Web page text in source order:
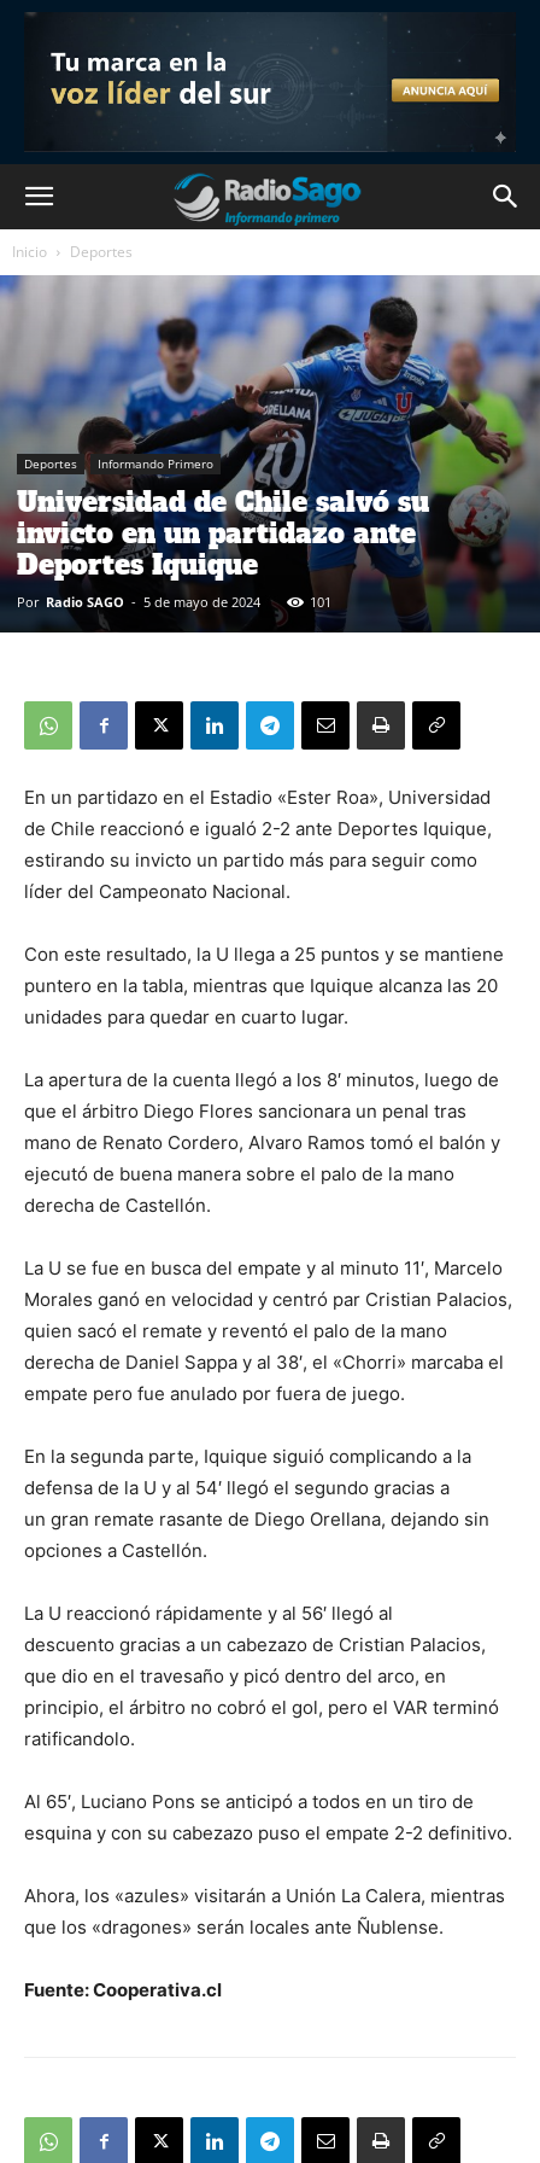
Inicio Deportes
Deportes Informando Primero
Universidad de Chile salvó su
invicto en un partidazo ante
Deportes Iquique
Por Radio SAGO - 5 de mayo de 2024 101
En un partidazo en el Estadio «Ester Roa», Universidad
de Chile reaccionó e igualó 2-2 ante Deportes Iquique,
estirando su invicto un partido más para seguir como
líder del Campeonato Nacional.
Con este resultado, la U llega a 25 puntos y se mantiene
puntero en la tabla, mientras que Iquique alcanza las 20
unidades para quedar en cuarto lugar.
La apertura de la cuenta llegó a los 8′ minutos, luego de
que el árbitro Diego Flores sancionara un penal tras
mano de Renato Cordero, Alvaro Ramos tomó el balón y
ejecutó de buena manera sobre el palo de la mano
derecha de Castellón.
La U se fue en busca del empate y al minuto 11′, Marcelo
Morales ganó en velocidad y centró par Cristian Palacios,
quien sacó el remate y reventó el palo de la mano
derecha de Daniel Sappa y al 38′, el «Chorri» marcaba el
empate pero fue anulado por fuera de juego.
En la segunda parte, Iquique siguió complicando a la
defensa de la U y al 54′ llegó el segundo gracias a
un gran remate rasante de Diego Orellana, dejando sin
opciones a Castellón.
La U reaccionó rápidamente y al 56′ llegó al
descuento gracias a un cabezazo de Cristian Palacios,
que dio en el travesaño y picó dentro del arco, en
principio, el árbitro no cobró el gol, pero el VAR terminó
ratificandolo.
Al 65′, Luciano Pons se anticipó a todos en un tiro de
esquina y con su cabezazo puso el empate 2-2 definitivo.
Ahora, los «azules» visitarán a Unión La Calera, mientras
que los «dragones» serán locales ante Ñublense.
Fuente: Cooperativa.cl